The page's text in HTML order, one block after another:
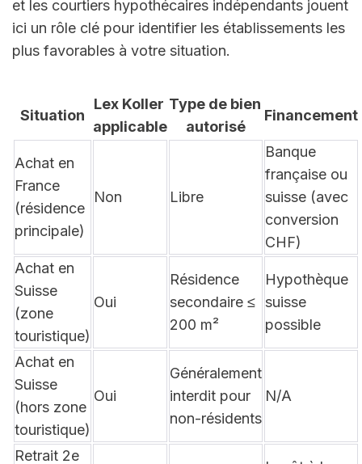
et les courtiers hypothécaires indépendants jouent
ici un rôle clé pour identifier les établissements les
plus favorables à votre situation.
Situation
Lex Koller
applicable
Type de bien
autorisé
Financement
Achat en
France
(résidence
principale)
Non Libre
Banque
française ou
suisse (avec
conversion
CHF)
Achat en
Suisse
(zone
touristique)
Oui
Résidence
secondaire ≤
200 m²
Hypothèque
suisse
possible
Achat en
Suisse
(hors zone
touristique)
Oui
Généralement
interdit pour
non-résidents
N/A
Retrait 2e